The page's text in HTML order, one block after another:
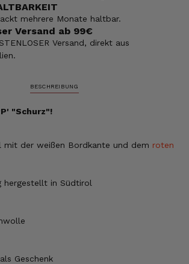
mehrere Monate haltbar.
Versand ab 99€
Versand, direkt aus
BESCHREIBUNG
"Schurz"!
mit der weißen Bordkante und dem roten
hergestellt in Südtirol
Geschenk